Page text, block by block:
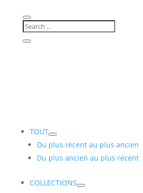
TOUT
Du plus récent au plus ancien
Du plus ancien au plus récent
COLLECTIONS